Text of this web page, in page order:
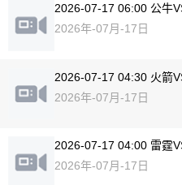
2026-07-17 06:00 公牛
2026年-07月-17日
2026-07-17 04:30 火箭
2026年-07月-17日
2026-07-17 04:00 雷霆
2026年-07月-17日